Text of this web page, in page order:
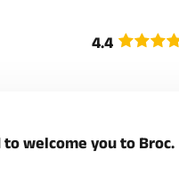
4.4
welcome you to Broc.